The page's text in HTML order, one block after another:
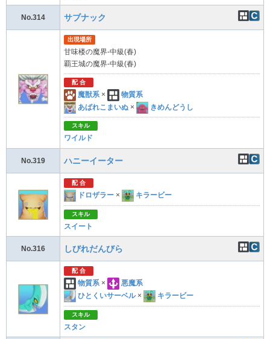
No.314 サブナック
出現場所
甘味楼の魔界-中級(春)
覇王城の魔界-中級(春)
配 合
魔獣系 ×
物質系
あばれこまいぬ × きめんどうし
スキル
ワイルド
No.319 ハニーイーター
配 合
ドロザラー × キラービー
スキル
スイート
No.316 しびれだんびら
配 合
物質系 ×
悪魔系
ひとくいサーベル × キラービー
スキル
スタン